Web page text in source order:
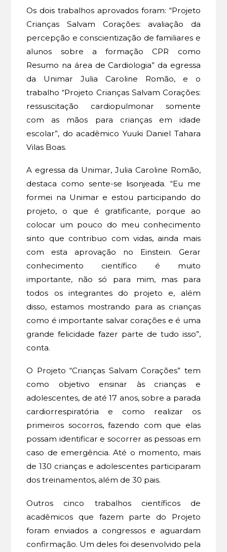
Os dois trabalhos aprovados foram: “Projeto
Crianças Salvam Corações: avaliação da
percepção e conscientização de familiares e
alunos sobre a formação CPR como
Resumo na área de Cardiologia” da egressa
da Unimar Julia Caroline Romão, e o
trabalho “Projeto Crianças Salvam Corações:
ressuscitação cardiopulmonar somente
com as mãos para crianças em idade
escolar”, do acadêmico Yuuki Daniel Tahara
Vilas Boas.
A egressa da Unimar, Julia Caroline Romão,
destaca como sente-se lisonjeada. “Eu me
formei na Unimar e estou participando do
projeto, o que é gratificante, porque ao
colocar um pouco do meu conhecimento
sinto que contribuo com vidas, ainda mais
com esta aprovação no Einstein. Gerar
conhecimento científico é muito
importante, não só para mim, mas para
todos os integrantes do projeto e, além
disso, estamos mostrando para as crianças
como é importante salvar corações e é uma
grande felicidade fazer parte de tudo isso”,
conta.
O Projeto “Crianças Salvam Corações” tem
como objetivo ensinar às crianças e
adolescentes, de até 17 anos, sobre a parada
cardiorrespiratória e como realizar os
primeiros socorros, fazendo com que elas
possam identificar e socorrer as pessoas em
caso de emergência. Até o momento, mais
de 130 crianças e adolescentes participaram
dos treinamentos, além de 30 pais.
Outros cinco trabalhos científicos de
acadêmicos que fazem parte do Projeto
foram enviados a congressos e aguardam
confirmação. Um deles foi desenvolvido pela